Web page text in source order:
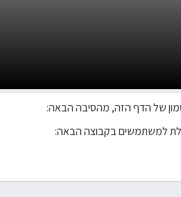
של הדף הזה, מהסיבה הבאה:
למשתמשים בקבוצה הבאה: